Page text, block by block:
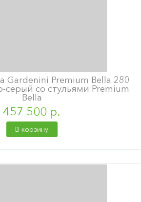
Gardenini Premium Bella 280
серый со стульями Premium
Bella
457 500 р.
В корзину